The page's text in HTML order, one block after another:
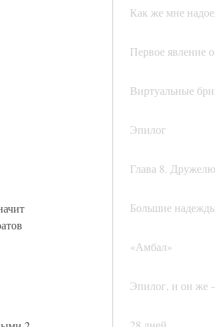
Как же мне
Первое явление
Виртуальные
Эпилог
Глава 8.
Большие
«Амбал»
Эпилог, и он же